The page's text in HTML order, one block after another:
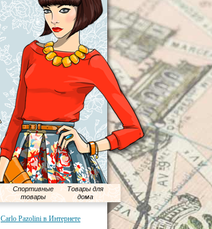
Спортивные
товары
Товары для
дома
Carlo Pazolini в Интернете